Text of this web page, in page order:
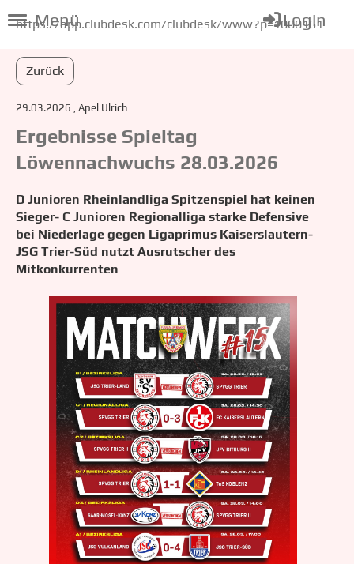
Menü Login
https://app.clubdesk.com/clubdesk/www?p=1000161
Zurück
29.03.2026 , Apel Ulrich
Ergebnisse Spieltag
Löwennachwuchs 28.03.2026
D Junioren Rheinlandliga Spitzenspiel hat keinen
Sieger- C Junioren Regionalliga starke Defensive
bei Niederlage gegen Ligaprimus Kaiserslautern-
JSG Trier-Süd nutzt Ausrutscher des
Mitkonkurrenten